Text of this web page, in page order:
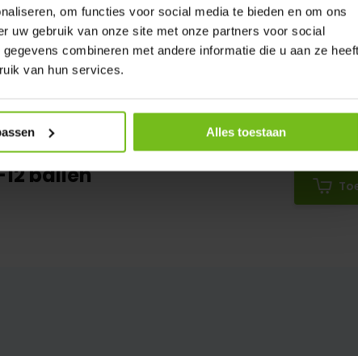
om functies voor social media te bieden en om ons
uw gebruik van onze site met onze partners voor social
combineren met andere informatie die u aan ze heeft
van hun services.
Alles toestaan
ballen